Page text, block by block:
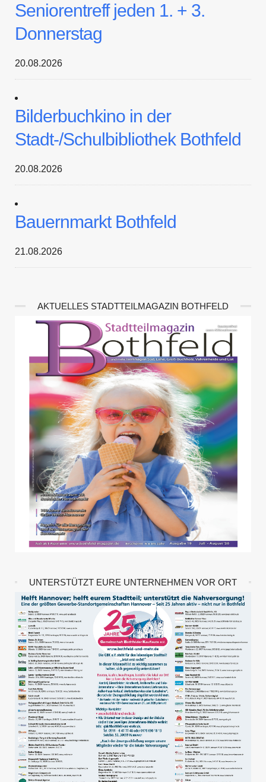
Seniorentreff jeden 1. + 3.
Donnerstag
20.08.2026
Bilderbuchkino in der
Stadt-/Schulbibliothek Bothfeld
20.08.2026
Bauernmarkt Bothfeld
21.08.2026
AKTUELLES STADTTEILMAGAZIN BOTHFELD
UNTERSTÜTZT EURE UNTERNEHMEN VOR ORT